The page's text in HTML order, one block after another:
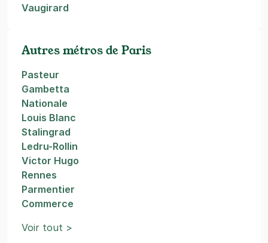
Vaugirard
Autres métros de Paris
Pasteur
Gambetta
Nationale
Louis Blanc
Stalingrad
Ledru-Rollin
Victor Hugo
Rennes
Parmentier
Commerce
Voir tout >